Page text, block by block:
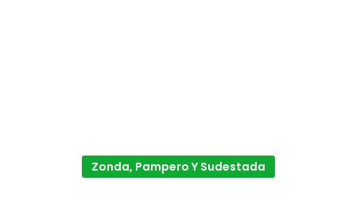
Zonda, Pampero Y Sudestada